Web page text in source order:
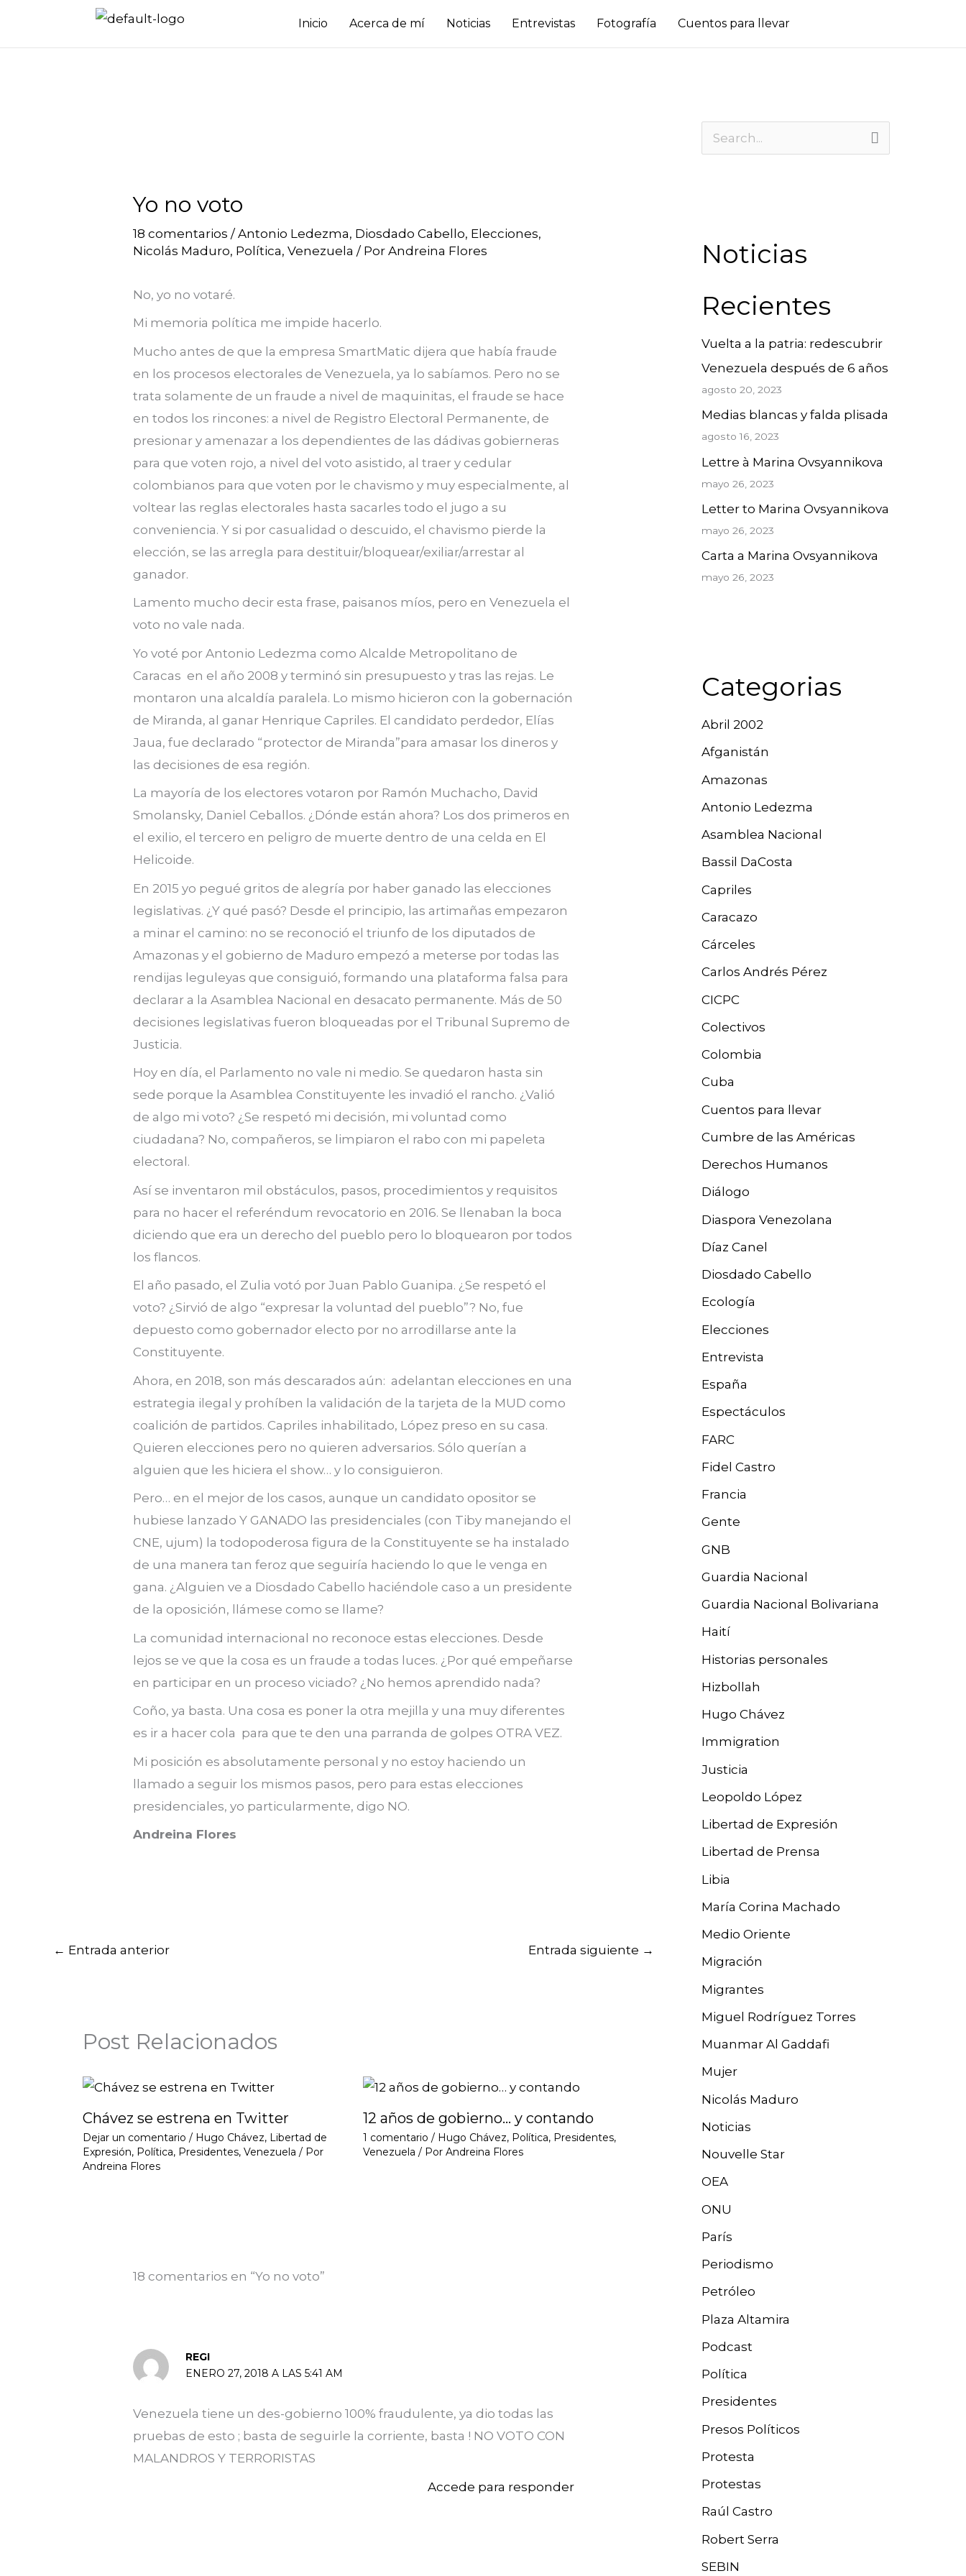
Inicio Acerca de mí Noticias Entrevistas Fotografía Cuentos para llevar
Yo no voto
18 comentarios /Antonio Ledezma, Diosdado Cabello, Elecciones,
Nicolás Maduro, Política,Venezuela / PorAndreina Flores
No, yo no votaré.
Mi memoria política me impide hacerlo.
Mucho antes de que la empresa SmartMatic dijera que había fraude
en los procesos electorales de Venezuela, ya lo sabíamos. Pero no se
trata solamente de un fraude a nivel de maquinitas, el fraude se hace
en todos los rincones: a nivel de Registro Electoral Permanente, de
presionar y amenazar a los dependientes de las dádivas gobierneras
para que voten rojo, a nivel del voto asistido, al traer y cedular
colombianos para que voten por le chavismo y muy especialmente, al
voltear las reglas electorales hasta sacarles todo el jugo a su
conveniencia. Y si por casualidad o descuido, el chavismo pierde la
elección, se las arregla para destituir/bloquear/exiliar/arrestar al
ganador.
Lamento mucho decir esta frase, paisanos míos, pero en Venezuela el
voto no vale nada.
Yo voté por Antonio Ledezma como Alcalde Metropolitano de
Caracas en el año 2008 y terminó sin presupuesto y tras las rejas. Le
montaron una alcaldía paralela. Lo mismo hicieron con la gobernación
de Miranda, al ganar Henrique Capriles. El candidato perdedor, Elías
Jaua, fue declarado “protector de Miranda”para amasar los dineros y
las decisiones de esa región.
La mayoría de los electores votaron por Ramón Muchacho, David
Smolansky, Daniel Ceballos. ¿Dónde están ahora? Los dos primeros en
el exilio, el tercero en peligro de muerte dentro de una celda en El
Helicoide.
En 2015 yo pegué gritos de alegría por haber ganado las elecciones
legislativas. ¿Y qué pasó? Desde el principio, las artimañas empezaron
a minar el camino: no se reconoció el triunfo de los diputados de
Amazonas y el gobierno de Maduro empezó a meterse por todas las
rendijas leguleyas que consiguió, formando una plataforma falsa para
declarar a la Asamblea Nacional en desacato permanente. Más de 50
decisiones legislativas fueron bloqueadas por el Tribunal Supremo de
Justicia.
Hoy en día, el Parlamento no vale ni medio. Se quedaron hasta sin
sede porque la Asamblea Constituyente les invadió el rancho. ¿Valió
de algo mi voto? ¿Se respetó mi decisión, mi voluntad como
ciudadana? No, compañeros, se limpiaron el rabo con mi papeleta
electoral.
Así se inventaron mil obstáculos, pasos, procedimientos y requisitos
para no hacer el referéndum revocatorio en 2016. Se llenaban la boca
diciendo que era un derecho del pueblo pero lo bloquearon por todos
los flancos.
El año pasado, el Zulia votó por Juan Pablo Guanipa. ¿Se respetó el
voto? ¿Sirvió de algo “expresar la voluntad del pueblo”? No, fue
depuesto como gobernador electo por no arrodillarse ante la
Constituyente.
Ahora, en 2018, son más descarados aún: adelantan elecciones en una
estrategia ilegal y prohíben la validación de la tarjeta de la MUD como
coalición de partidos. Capriles inhabilitado, López preso en su casa.
Quieren elecciones pero no quieren adversarios. Sólo querían a
alguien que les hiciera el show… y lo consiguieron.
Pero… en el mejor de los casos, aunque un candidato opositor se
hubiese lanzado Y GANADO las presidenciales (con Tiby manejando el
CNE, ujum) la todopoderosa figura de la Constituyente se ha instalado
de una manera tan feroz que seguiría haciendo lo que le venga en
gana. ¿Alguien ve a Diosdado Cabello haciéndole caso a un presidente
de la oposición, llámese como se llame?
La comunidad internacional no reconoce estas elecciones. Desde
lejos se ve que la cosa es un fraude a todas luces. ¿Por qué empeñarse
en participar en un proceso viciado? ¿No hemos aprendido nada?
Coño, ya basta. Una cosa es poner la otra mejilla y una muy diferentes
es ir a hacer cola para que te den una parranda de golpes OTRA VEZ.
Mi posición es absolutamente personal y no estoy haciendo un
llamado a seguir los mismos pasos, pero para estas elecciones
presidenciales, yo particularmente, digo NO.
Andreina Flores
← Entrada anterior Entrada siguiente →
Post Relacionados
Chávez se estrena en Twitter
Dejar un comentario / Hugo Chávez, Libertad de
Expresión, Política, Presidentes, Venezuela / Por
Andreina Flores
12 años de gobierno… y contando
1 comentario / Hugo Chávez, Política, Presidentes,
Venezuela / Por Andreina Flores
18 comentarios en “Yo no voto”
REGI
ENERO 27, 2018 A LAS 5:41 AM
Venezuela tiene un des-gobierno 100% fraudulente, ya dio todas las
pruebas de esto ; basta de seguirle la corriente, basta ! NO VOTO CON
MALANDROS Y TERRORISTAS
Accede para responder
rNoticias
Recientes
Vuelta a la patria: redescubrir
Venezuela después de 6 años
agosto 20, 2023
Medias blancas y falda plisada
agosto 16, 2023
Lettre à Marina Ovsyannikova
mayo 26, 2023
Letter to Marina Ovsyannikova
mayo 26, 2023
Carta a Marina Ovsyannikova
mayo 26, 2023
Categorias
Abril 2002
Afganistán
Amazonas
Antonio Ledezma
Asamblea Nacional
Bassil DaCosta
Capriles
Caracazo
Cárceles
Carlos Andrés Pérez
CICPC
Colectivos
Colombia
Cuba
Cuentos para llevar
Cumbre de las Américas
Derechos Humanos
Diálogo
Diaspora Venezolana
Díaz Canel
Diosdado Cabello
Ecología
Elecciones
Entrevista
España
Espectáculos
FARC
Fidel Castro
Francia
Gente
GNB
Guardia Nacional
Guardia Nacional Bolivariana
Haití
Historias personales
Hizbollah
Hugo Chávez
Immigration
Justicia
Leopoldo López
Libertad de Expresión
Libertad de Prensa
Libia
María Corina Machado
Medio Oriente
Migración
Migrantes
Miguel Rodríguez Torres
Muanmar Al Gaddafi
Mujer
Nicolás Maduro
Noticias
Nouvelle Star
OEA
ONU
París
Periodismo
Petróleo
Plaza Altamira
Podcast
Política
Presidentes
Presos Políticos
Protesta
Protestas
Raúl Castro
Robert Serra
SEBIN